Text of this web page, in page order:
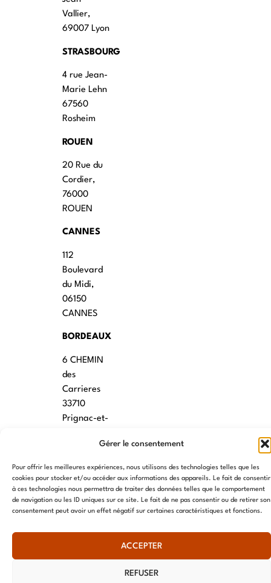
Gérer le consentement
Pour offrir les meilleures expériences, nous utilisons des technologies telles que les
cookies pour stocker et/ou accéder aux informations des appareils. Le fait de consentir
à ces technologies nous permettra de traiter des données telles que le comportement
de navigation ou les ID uniques sur ce site. Le fait de ne pas consentir ou de retirer son
consentement peut avoir un effet négatif sur certaines caractéristiques et fonctions.
ACCEPTER
REFUSER
Vallier,
69007 Lyon
STRASBOURG
4 rue Jean-
Marie Lehn
67560
Rosheim
ROUEN
20 Rue du
Cordier,
76000
ROUEN
CANNES
112
Boulevard
du Midi,
06150
CANNES
BORDEAUX
6 CHEMIN
des
Carrieres
33710
Prignac-et-
7 rue des
écoles
34790
© AME 2024, tous droits réservés